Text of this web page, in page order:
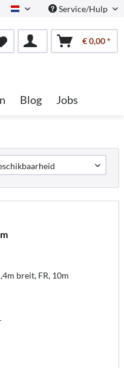
Dutch Service/Hulp
€ 0,00 *
Blog Jobs
breit, FR, 10m